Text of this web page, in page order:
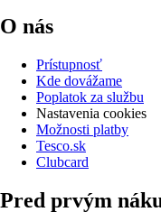
O nás
Prístupnosť
Kde dovážame
Poplatok za službu
Nastavenia cookies
Možnosti platby
Tesco.sk
Clubcard
Pred prvým